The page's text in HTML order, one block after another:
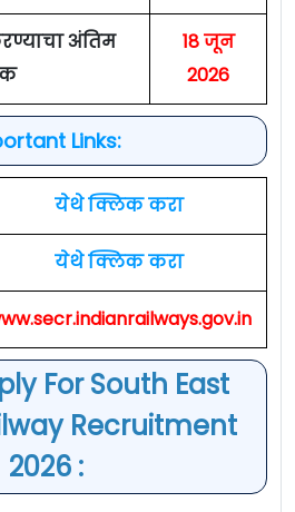
अंतिम
18 जून
2026
Links:
येथे क्लिक करा
येथे क्लिक करा
For South East
Recruitment
2026 :